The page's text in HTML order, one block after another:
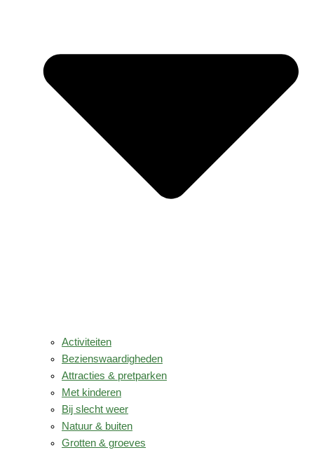
Activiteiten
Bezienswaardigheden
Attracties & pretparken
Met kinderen
Bij slecht weer
Natuur & buiten
Grotten & groeves